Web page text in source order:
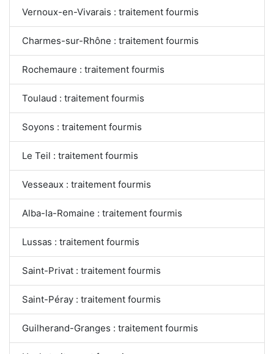
Vernoux-en-Vivarais : traitement fourmis
Charmes-sur-Rhône : traitement fourmis
Rochemaure : traitement fourmis
Toulaud : traitement fourmis
Soyons : traitement fourmis
Le Teil : traitement fourmis
Vesseaux : traitement fourmis
Alba-la-Romaine : traitement fourmis
Lussas : traitement fourmis
Saint-Privat : traitement fourmis
Saint-Péray : traitement fourmis
Guilherand-Granges : traitement fourmis